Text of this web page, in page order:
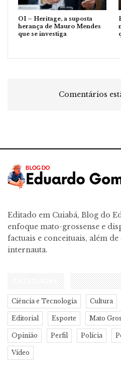
OI – Heritage, a suposta
herança de Mauro Mendes
que se investiga
Comentários
Editado em Cuiabá, Blog do
enfoque mato-grossense e
factuais e conceituais, além
internauta.
CATEGORIAS
Ciência e Tecnologia Cultura
Editorial Esporte Mato
Opinião Perfil Polícia
Vídeo